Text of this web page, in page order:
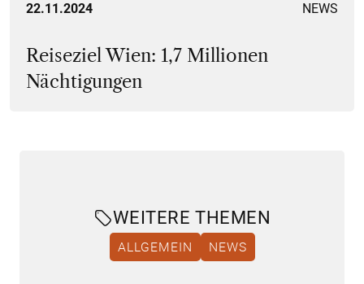
22.11.2024 NEWS
Reiseziel Wien: 1,7 Millionen
Nächtigungen
WEITERE THEMEN
ALLGEMEIN NEWS